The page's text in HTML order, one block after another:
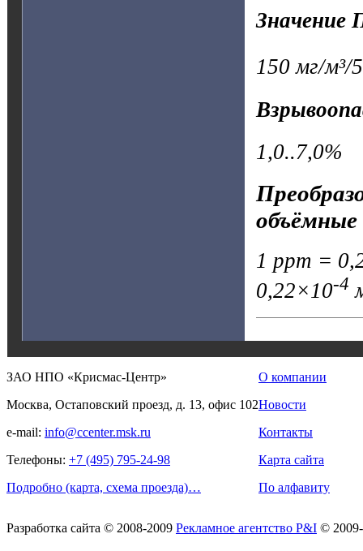
Значение
150 мг/м³/
1,0..7,0%
объёмные
1 ppm =
0,22×10-4
ЗАО НПО «Крисмас-Центр»
Москва, Остаповский проезд, д. 13, офис 102
e-mail: info@ccenter.msk.ru
Телефоны: +7 (495) 795-24-98
Подробно (карта, схема проезда)…
О компании
Новости
Контакты
Карта сайта
По алфавиту
Разработка сайта © 2008-2009 Рекламное агентство P&I ©